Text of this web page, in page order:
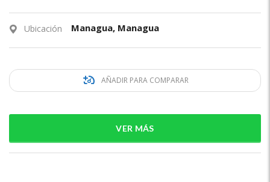
Ubicación Managua, Managua
AÑADIR PARA COMPARAR
VER MÁS